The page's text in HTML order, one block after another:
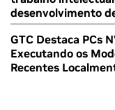
desenvolvimento
GTC Destaca PCs
Executando os
Recentes